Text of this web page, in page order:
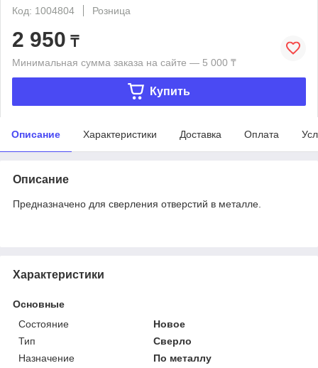
Код: 1004804
Розница
2 950 ₸
Минимальная сумма заказа на сайте — 5 000 ₸
Купить
Описание Характеристики Доставка Оплата
Описание
Предназначено для сверления отверстий в металле.
Характеристики
Основные
Состояние
Новое
Тип
Сверло
Назначение
По металлу